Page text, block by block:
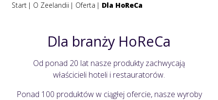
Start O Zeelandii Oferta Dla HoReCa
Dla branży HoReCa
Od ponad 20 lat nasze produkty zachwycają
właścicieli hoteli i restauratorów.
Ponad 100 produktów w ciągłej ofercie, nasze wyroby